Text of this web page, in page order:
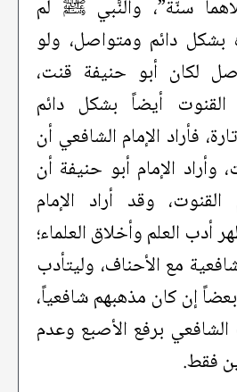
سنّة”، والنَّبي ﷺ لم
دائم ومتواصل، ولو
لكان أبو حنيفة قنت،
أيضاً بشكل دائم
فأراد الإمام الشافعي أن
الإمام أبو حنيفة أن
وقد أراد الإمام
أدب العلم وأخلاق العلماء؛
مع الأحناف، وليتأدب
إن كان مذهبهم شافعياً،
برفع الأصبع وعدم
فقط.